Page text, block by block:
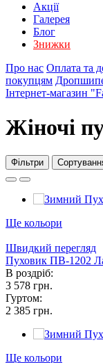
Акції
Галерея
Блог
Знижки
Про нас Оплата та
покупцям
Інтернет-магазин
Жіночі
Фільтри
Ще кольори
Швидкий перегляд
Пуховик ПВ-1202
В роздріб:
3 578 грн.
Гуртом:
2 385 грн.
Ще кольори